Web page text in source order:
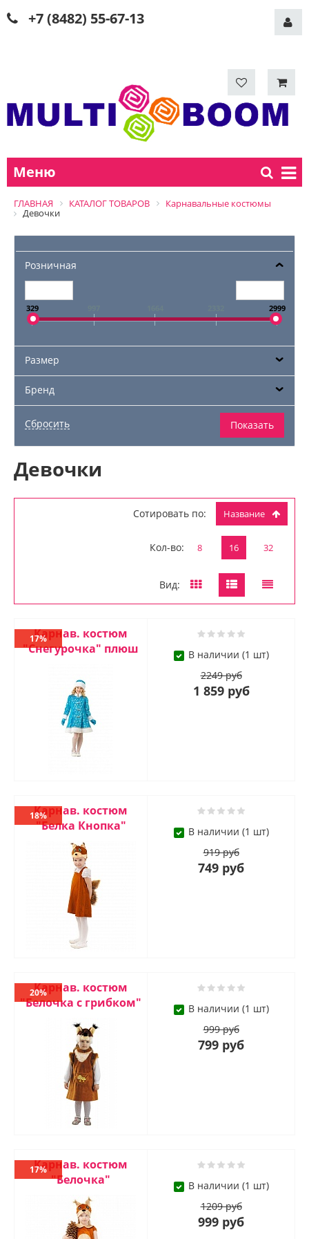
+7 (8482) 55-67-13
Меню
ГЛАВНАЯ КАТАЛОГ ТОВАРОВ
Карнавальные костюмы
Девочки
Розничная
329 2999
Размер
Бренд
Девочки
Сотировать по: Название
Кол-во: 8 16 32
Вид:
Карнав. костюм
"Cнегурочка" плюш
17%
В наличии (1 шт)
2249 руб
1 859 руб
Карнав. костюм
"Белка Кнопка"
18%
В наличии (1 шт)
919 руб
749 руб
Карнав. костюм
"Белочка с грибком"
20%
В наличии (1 шт)
999 руб
799 руб
Карнав. костюм
"Белочка"
17%
В наличии (1 шт)
1209 руб
999 руб